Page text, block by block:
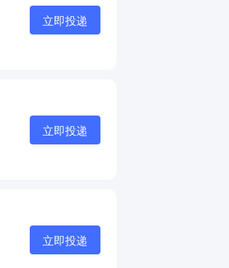
立即投递
立即投递
立即投递